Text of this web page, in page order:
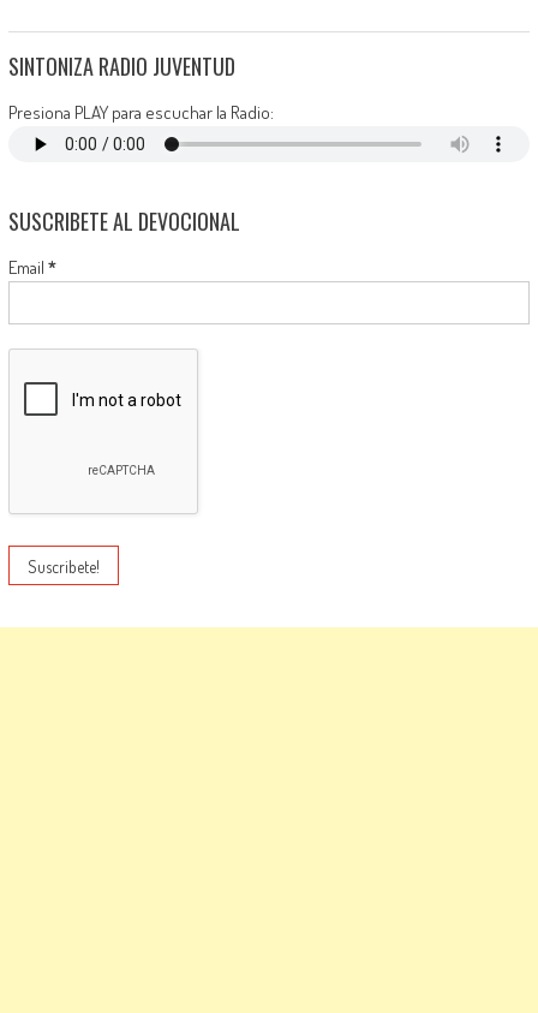
SINTONIZA RADIO JUVENTUD
Presiona PLAY para escuchar la Radio:
SUSCRIBETE AL DEVOCIONAL
Email *